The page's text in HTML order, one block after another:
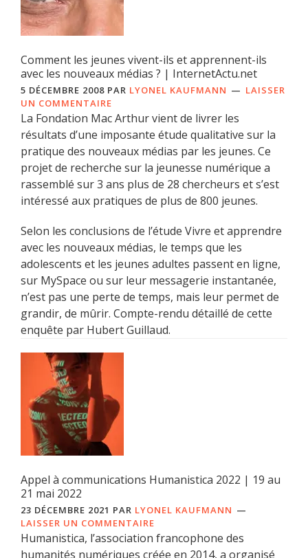
Comment les jeunes vivent-ils et apprennent-ils
avec les nouveaux médias ? | InternetActu.net
5 DÉCEMBRE 2008 PAR LYONEL KAUFMANN
LAISSER
UN COMMENTAIRE
La Fondation Mac Arthur vient de livrer les
résultats d’une imposante étude qualitative sur la
pratique des nouveaux médias par les jeunes. Ce
projet de recherche sur la jeunesse numérique a
rassemblé sur 3 ans plus de 28 chercheurs et s’est
intéressé aux pratiques de plus de 800 jeunes.
Selon les conclusions de l’étude Vivre et apprendre
avec les nouveaux médias, le temps que les
adolescents et les jeunes adultes passent en ligne,
sur MySpace ou sur leur messagerie instantanée,
n’est pas une perte de temps, mais leur permet de
grandir, de mûrir. Compte-rendu détaillé de cette
enquête par Hubert Guillaud.
Appel à communications Humanistica 2022 | 19 au
21 mai 2022
23 DÉCEMBRE 2021 PAR LYONEL KAUFMANN
LAISSER UN COMMENTAIRE
Humanistica, l’association francophone des
humanités numériques créée en 2014, a organisé